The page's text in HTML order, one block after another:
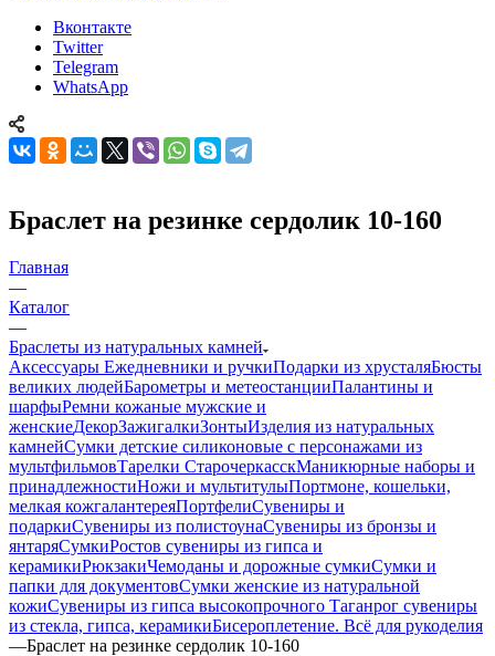
Вконтакте
Twitter
Telegram
WhatsApp
Браслет на резинке сердолик 10-160
Главная
—
Каталог
—
Браслеты из натуральных камней
Аксессуары Ежедневники и ручкиПодарки из хрусталяБюсты
великих людейБарометры и метеостанцииПалантины и
шарфыРемни кожаные мужские и
женскиеДекорЗажигалкиЗонтыИзделия из натуральных
камнейСумки детские силиконовые с персонажами из
мультфильмовТарелки СтарочеркасскМаникюрные наборы и
принадлежностиНожи и мультитулыПортмоне, кошельки,
мелкая кожгалантереяПортфелиСувениры и
подаркиСувениры из полистоунаСувениры из бронзы и
янтаряСумкиРостов сувениры из гипса и
керамикиРюкзакиЧемоданы и дорожные сумкиСумки и
папки для документовСумки женские из натуральной
кожиСувениры из гипса высокопрочного Таганрог сувениры
из стекла, гипса, керамикиБисероплетение. Всё для рукоделия
—Браслет на резинке сердолик 10-160